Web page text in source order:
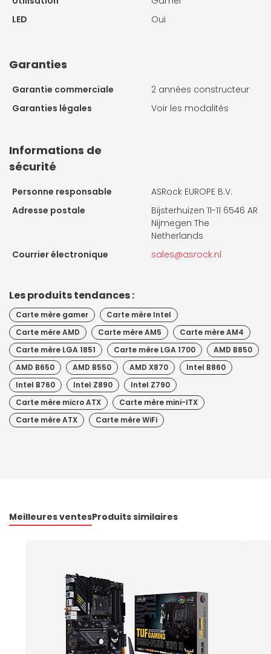
LED
Oui
Garanties
Garantie commerciale
2 années constructeur
Garanties légales
Voir les modalités
Informations de
sécurité
Personne responsable
ASRock EUROPE B.V.
Adresse postale
Bijsterhuizen 11-11 6546 AR
Nijmegen The
Netherlands
Courrier électronique
sales@asrock.nl
Les produits tendances :
Carte mère gamer
Carte mère Intel
Carte mère AMD
Carte mère AM5
Carte mère AM4
Carte mère LGA 1851
Carte mère LGA 1700
AMD B850
AMD B650
AMD B550 AMD X870
Intel B860
Intel B760
Intel Z890
Intel Z790
Carte mère micro ATX
Carte mère mini-ITX
Carte mère ATX
Carte mère WiFi
Meilleures ventesProduits similaires